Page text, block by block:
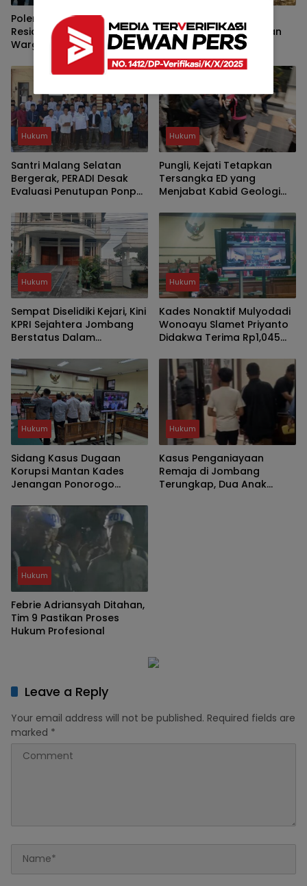
Polemik PSU Piranha
Residence Memanas,
Warga Diperiksa Polisi,
Wawali Kota Malang
Terancam Dilaporkan
Konstatering Tanah dan
Bangunan di Oro-oro
Dowo Kota Malang
Hukum
Santri Malang Selatan
Bergerak, PERADI Desak
Evaluasi Penutupan Ponpes
Pengasuh
Hukum
Pungli, Kejati Tetapkan
Tersangka ED yang
Menjabat Kabid Geologi
Jatim
Hukum
Sempat Diselidiki Kejari, Kini
KPRI Sejahtera Jombang
Berstatus Dalam
Hukum
Kades Nonaktif Mulyodadi
Wonoayu Slamet Priyanto
Didakwa Terima Rp1,045
Eks Gogol
Hukum
Sidang Kasus Dugaan
Korupsi Mantan Kades
Jenangan Ponorogo
TKD Tanpa Musyawarah
Hukum
Kasus Penganiayaan
Remaja di Jombang
Terungkap, Dua Anak
Hukum
Febrie Adriansyah Ditahan,
Tim 9 Pastikan Proses
Hukum Profesional
Leave a Reply
Your email address will not be published. Required fields are
marked *